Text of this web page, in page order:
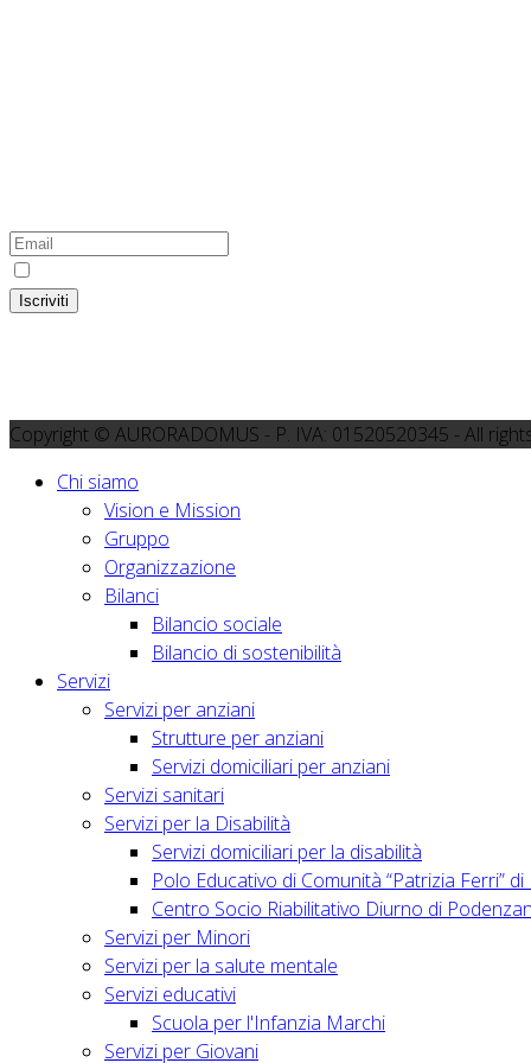
Iscriviti
Copyright © AURORADOMUS - P. IVA: 01520520345 - All
Chi siamo
Vision e Mission
Gruppo
Organizzazione
Bilanci
Bilancio sociale
Bilancio di sostenibilità
Servizi
Servizi per anziani
Strutture per anziani
Servizi domiciliari per anziani
Servizi sanitari
Servizi per la Disabilità
Servizi domiciliari per la disabilità
Polo Educativo di Comunità “Patrizia Ferri” di
Centro Socio Riabilitativo Diurno di
Servizi per Minori
Servizi per la salute mentale
Servizi educativi
Scuola per l'Infanzia Marchi
Servizi per Giovani